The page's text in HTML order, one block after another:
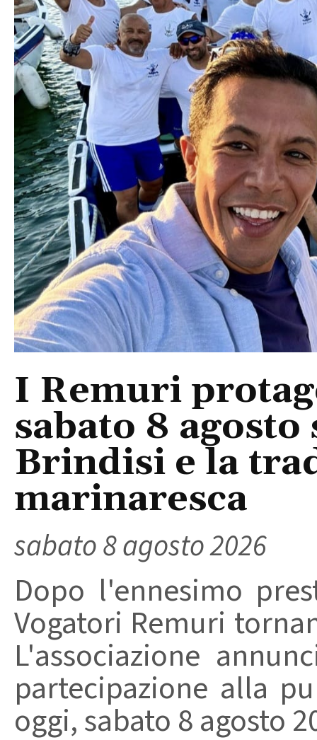
I Remuri
sabato 8
Brindisi e la
marinaresca
sabato 8 agosto 2026
Dopo l'ennesimo
Vogatori Remuri
L'associazione
partecipazione alla
oggi, sabato 8 agosto